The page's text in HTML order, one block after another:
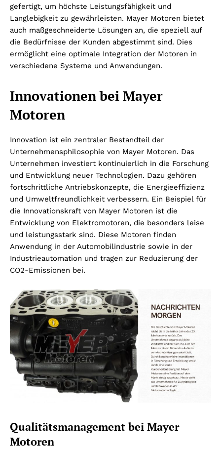
gefertigt, um höchste Leistungsfähigkeit und
Langlebigkeit zu gewährleisten. Mayer Motoren bietet
auch maßgeschneiderte Lösungen an, die speziell auf
die Bedürfnisse der Kunden abgestimmt sind. Dies
ermöglicht eine optimale Integration der Motoren in
verschiedene Systeme und Anwendungen.
Innovationen bei Mayer
Motoren
Innovation ist ein zentraler Bestandteil der
Unternehmensphilosophie von Mayer Motoren. Das
Unternehmen investiert kontinuierlich in die Forschung
und Entwicklung neuer Technologien. Dazu gehören
fortschrittliche Antriebskonzepte, die Energieeffizienz
und Umweltfreundlichkeit verbessern. Ein Beispiel für
die Innovationskraft von Mayer Motoren ist die
Entwicklung von Elektromotoren, die besonders leise
und leistungsstark sind. Diese Motoren finden
Anwendung in der Automobilindustrie sowie in der
Industrieautomation und tragen zur Reduzierung der
CO2-Emissionen bei.
Qualitätsmanagement bei Mayer
Motoren